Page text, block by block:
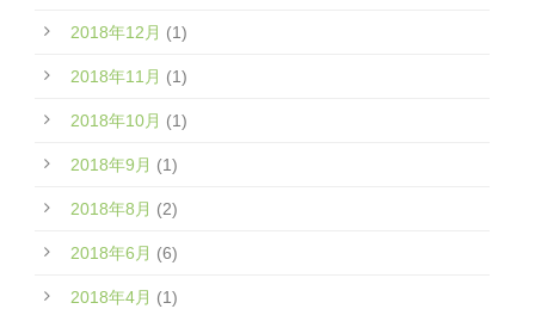
2018年12月 (1)
2018年11月 (1)
2018年10月 (1)
2018年9月 (1)
2018年8月 (2)
2018年6月 (6)
2018年4月 (1)